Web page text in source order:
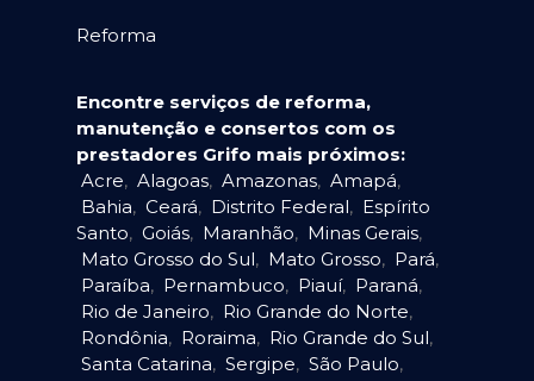
Reforma
Encontre serviços de reforma,
manutenção e consertos com os
prestadores Grifo mais próximos:
Acre, Alagoas, Amazonas, Amapá,
Bahia, Ceará, Distrito Federal, Espírito
Santo, Goiás, Maranhão, Minas Gerais,
Mato Grosso do Sul, Mato Grosso, Pará,
Paraíba, Pernambuco, Piauí, Paraná,
Rio de Janeiro, Rio Grande do Norte,
Rondônia, Roraima, Rio Grande do Sul,
Santa Catarina, Sergipe, São Paulo,